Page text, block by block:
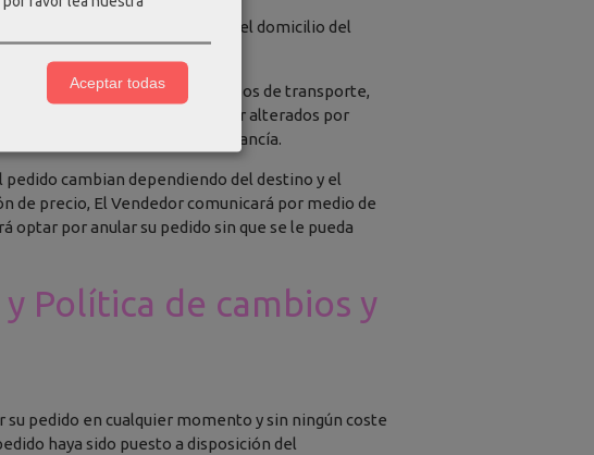
GLS. La fecha de entrega en el domicilio del
unos gastos de envío y plazos de transporte,
de transporte se pueden ver alterados por
en la entrega de la mercancía.
cambian dependiendo del destino y el
de precio, El Vendedor comunicará por medio de
por anular su pedido sin que se le pueda
Política de cambios y
pedido en cualquier momento y sin ningún coste
haya sido puesto a disposición del
Aceptar todas